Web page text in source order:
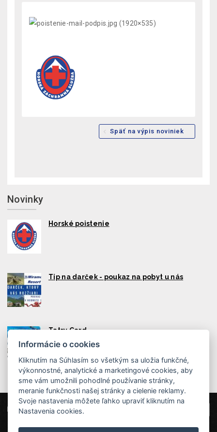
Späť na výpis noviniek
Novinky
Horské poistenie
Tip na darček - poukaz na pobyt u nás
Tatry Card
Miramonti Resort - Horný Smokovec
Informácie o cookies
Kliknutím na Súhlasím so všetkým sa uložia funkčné,
výkonnostné, analytické a marketingové cookies, aby
sme vám umožnili pohodlné používanie stránky,
meranie funkčnosti našej stránky a cielenie reklamy.
Svoje nastavenia môžete ľahko upraviť kliknutím na
Nastavenia cookies.